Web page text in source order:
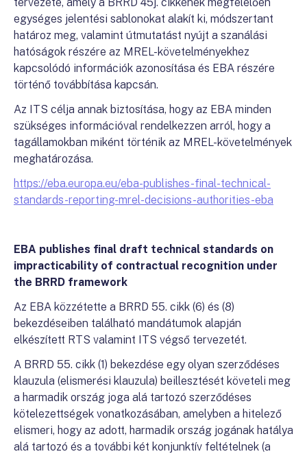
egységes jelentési sablonokat alakít ki, módszertant
határoz meg, valamint útmutatást nyújt a szanálási
hatóságok részére az MREL-követelményekhez
kapcsolódó információk azonosítása és EBA részére
történő továbbítása kapcsán.
Az ITS célja annak biztosítása, hogy az EBA minden
szükséges információval rendelkezzen arról, hogy a
tagállamokban miként történik az MREL-követelmények
meghatározása.
https://eba.europa.eu/eba-publishes-final-technical-
standards-reporting-mrel-decisions-authorities-eba
EBA publishes final draft technical standards on
impracticability of contractual recognition under
the BRRD framework
Az EBA közzétette a BRRD 55. cikk (6) és (8)
bekezdéseiben található mandátumok alapján
elkészített RTS valamint ITS végső tervezetét.
A BRRD 55. cikk (1) bekezdése egy olyan szerződéses
klauzula (elismerési klauzula) beillesztését követeli meg
a harmadik ország joga alá tartozó szerződéses
kötelezettségek vonatkozásában, amelyben a hitelező
elismeri, hogy az adott, harmadik ország jogának hatálya
alá tartozó és a további két konjunktív feltételnek (a